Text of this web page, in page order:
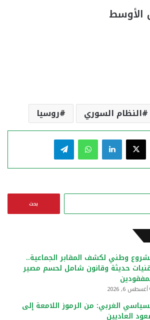
الأوسط
النظام السوري روسيا
فيسبوك لينكدإن واتساب
ن
وطني لكشف المقابر الجماعية..
حديثة وقانون شامل لحسم مصير
أغسطس 6, 2026
الغربي: من الرموز اللامعة إلى
العاديين